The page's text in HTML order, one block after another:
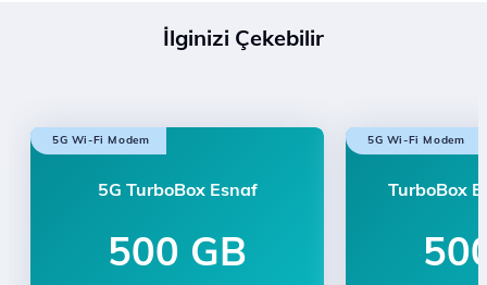
İlginizi Çekebilir
5G Wi-Fi Modem
5G TurboBox Esnaf
500 GB
5G Wi-Fi Modem
TurboBox